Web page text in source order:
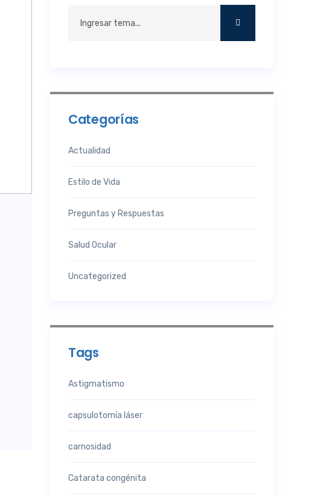
Categorías
Actualidad
Estilo de Vida
Preguntas y Respuestas
Salud Ocular
Uncategorized
Tags
Astigmatismo
capsulotomía láser
carnosidad
Catarata congénita